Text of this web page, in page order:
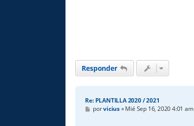
Responder
Re: PLANTILLA 2020 / 2021
M
e
porvicius»Mié Sep 16, 2020 4:01 am